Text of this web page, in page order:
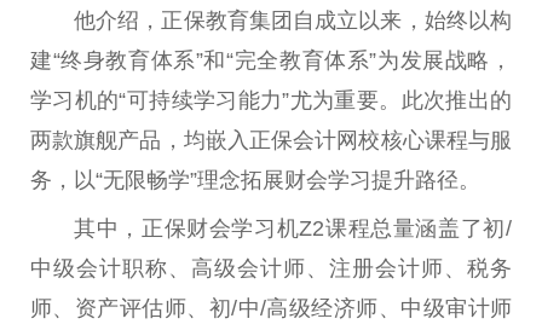
他介绍，正保教育集团自成立以来，始终以构
建“终身教育体系”和“完全教育体系”为发展战略，
学习机的“可持续学习能力”尤为重要。此次推出的
两款旗舰产品，均嵌入正保会计网校核心课程与服
务，以“无限畅学”理念拓展财会学习提升路径。
其中，正保财会学习机Z2课程总量涵盖了初/
中级会计职称、高级会计师、注册会计师、税务
师、资产评估师、初/中/高级经济师、中级审计师